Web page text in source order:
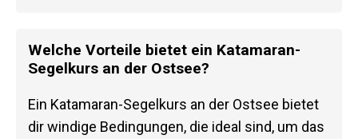
Welche Vorteile bietet ein Katamaran-
Segelkurs an der Ostsee?
Ein Katamaran-Segelkurs an der Ostsee bietet
dir windige Bedingungen, die ideal sind, um das